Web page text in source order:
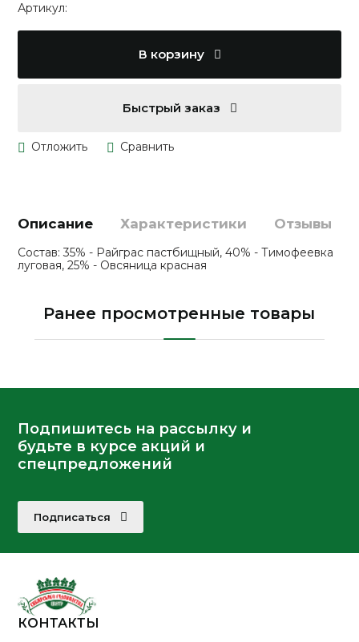
Артикул:
В корзину
Быстрый заказ
Описание Характеристики Отзывы
Состав: 35% - Райграс пастбищный, 40% - Тимофеевка
луговая, 25% - Овсяница красная
Ранее просмотренные товары
Подпишитесь на рассылку и
будьте в курсе акций и
спецпредложений
Подписаться
КОНТАКТЫ